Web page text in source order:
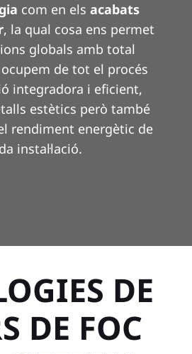
com en els acabats
, la qual cosa ens permet
globals amb total
de tot el procés
integradora i eficient,
estètics però també
rendiment energètic de
instal·lació.
DE
DE FOC